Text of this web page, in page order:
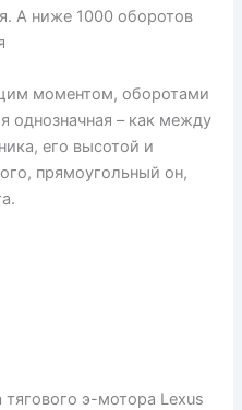
А ниже 1000 оборотов
моментом, оборотами
однозначная – как между
его высотой и
прямоугольный он,
э-мотора Lexus